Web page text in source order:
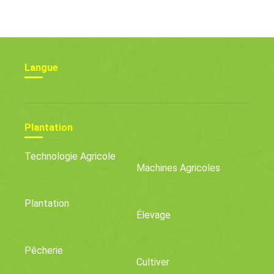
Langue
Plantation
Technologie Agricole
Machines Agricoles
Plantation
Élevage
Pêcherie
Cultiver